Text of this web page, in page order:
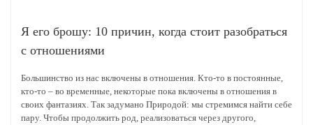
Я его брошу: 10 причин, когда стоит разобраться
с отношениями
Большинство из нас включены в отношения. Кто-то в постоянные,
кто-то – во временные, некоторые пока включены в отношения в
своих фантазиях. Так задумано Природой: мы стремимся найти себе
пару. Чтобы продолжить род, реализоваться через другого,